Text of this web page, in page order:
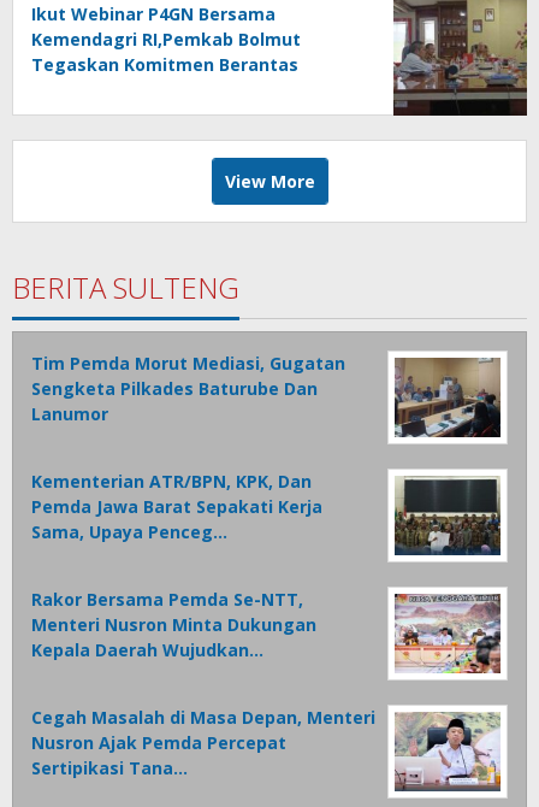
Ikut Webinar P4GN Bersama
Kemendagri RI,Pemkab Bolmut
Tegaskan Komitmen Berantas
View More
BERITA SULTENG
Tim Pemda Morut Mediasi, Gugatan
Sengketa Pilkades Baturube Dan
Lanumor
Kementerian ATR/BPN, KPK, Dan
Pemda Jawa Barat Sepakati Kerja
Sama, Upaya Penceg…
Rakor Bersama Pemda Se-NTT,
Menteri Nusron Minta Dukungan
Kepala Daerah Wujudkan…
Cegah Masalah di Masa Depan, Menteri
Nusron Ajak Pemda Percepat
Sertipikasi Tana…